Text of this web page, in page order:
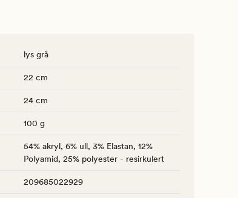
lys grå
22 cm
24 cm
100 g
54% akryl, 6% ull, 3% Elastan, 12%
Polyamid, 25% polyester - resirkulert
209685022929